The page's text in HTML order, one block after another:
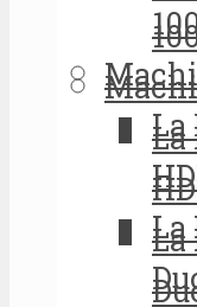
La
La